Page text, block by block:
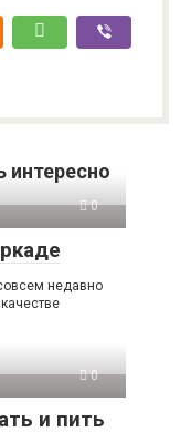
0
недавно
0
и пить